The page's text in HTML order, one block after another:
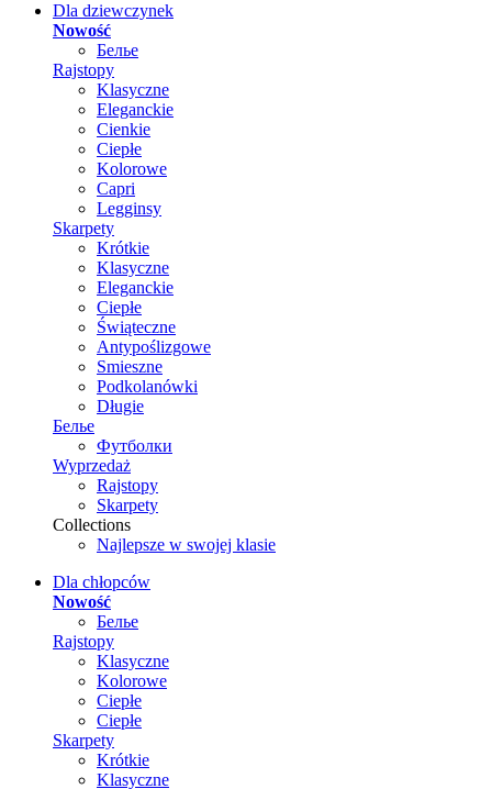
Dla dziewczynek
Nowość
Белье
Rajstopy
Klasyczne
Eleganckie
Cienkie
Ciepłe
Kolorowe
Capri
Legginsy
Skarpety
Krótkie
Klasyczne
Eleganckie
Ciepłe
Świąteczne
Antypoślizgowe
Smieszne
Podkolanówki
Długie
Белье
Футболки
Wyprzedaż
Rajstopy
Skarpety
Collections
Najlepsze w swojej klasie
Dla chłopców
Nowość
Белье
Rajstopy
Klasyczne
Kolorowe
Ciepłe
Ciepłe
Skarpety
Krótkie
Klasyczne